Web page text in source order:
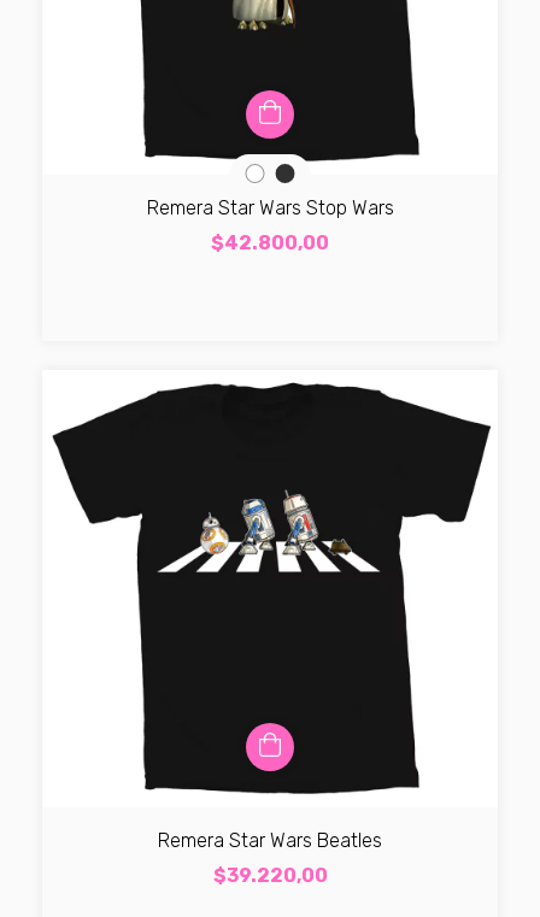
Remera Star Wars Stop Wars
$42.800,00
Remera Star Wars Beatles
$39.220,00